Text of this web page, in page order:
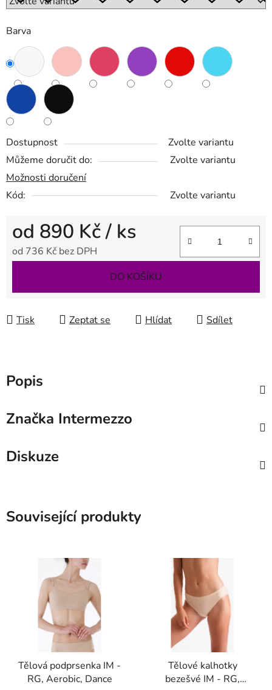
Barva
Dostupnost
Zvolte variantu
Můžeme doručit do:
Zvolte variantu
Možnosti doručení
Kód:
Zvolte variantu
od 890 Kč/ ks
od 736 Kč bez DPH
DO KOŠÍKU
Tisk Zeptat se Hlídat Sdílet
Popis
Značka Intermezzo
Diskuze
Související produkty
Tělová podprsenka IM -
RG, Aerobic, Dance
Tělové kalhotky
bezešvé IM - RG,